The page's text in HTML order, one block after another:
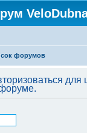
форумов
для